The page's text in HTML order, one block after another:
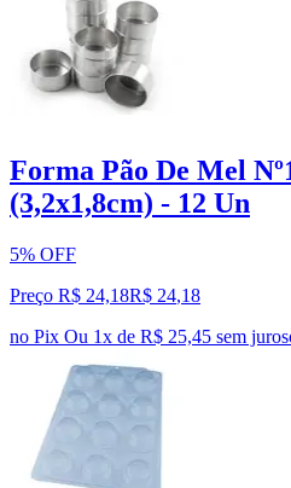
Forma Pão De Mel
(3,2x1,8cm) - 12 Un
5% OFF
Preço R$ 24,18R$ 24,18
no Pix Ou 1x de R$ 25,45 sem juros